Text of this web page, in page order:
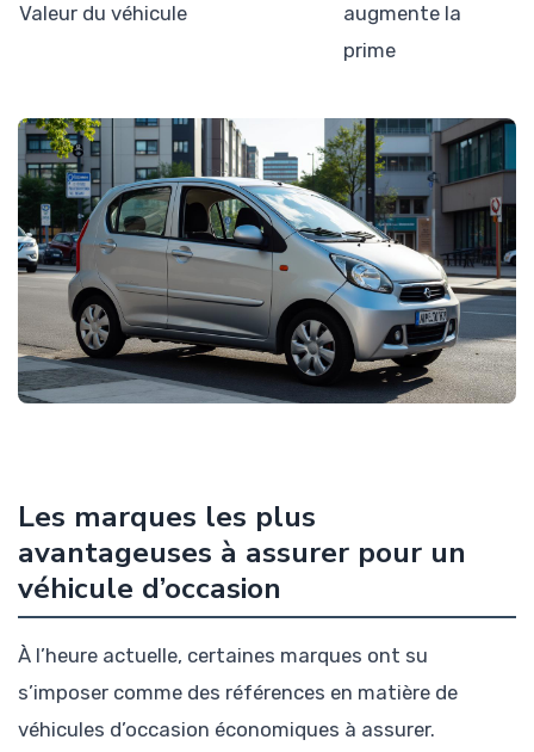
Valeur du véhicule
augmente la
prime
Les marques les plus
avantageuses à assurer pour un
véhicule d’occasion
À l’heure actuelle, certaines marques ont su
s’imposer comme des références en matière de
véhicules d’occasion économiques à assurer.